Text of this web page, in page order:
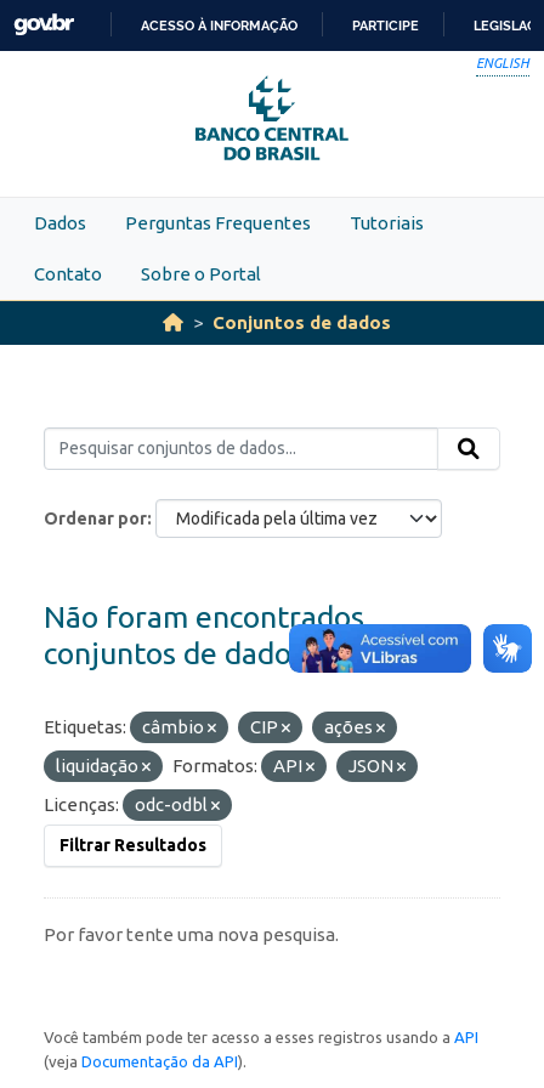
Skip to main content
PARA
O
CONTEÚDO
ACESSO À INFORMAÇÃO PARTICIPE
ENGLISH
Dados Perguntas Frequentes Tutoriais
Contato Sobre o Portal
Conjuntos de dados
Ordenar por
Não foram encontrados
conjuntos de dados
Etiquetas: câmbio CIP
ações
liquidação
Formatos: API
JSON
Licenças:
odc-odbl
Filtrar Resultados
Por favor tente uma nova pesquisa.
Você também pode ter acesso a esses registros usando a API
(veja Documentação da API).